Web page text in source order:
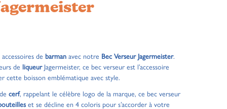
de barman avec notre Bec Verseur Jagermeister.
de liqueurJagermeister, ce bec verseur est l’accessoire
cette boisson emblématique avec style.
cerf, rappelant le célèbre logo de la marque, ce bec verseur
et se décline en 4 coloris pour s’accorder à votre